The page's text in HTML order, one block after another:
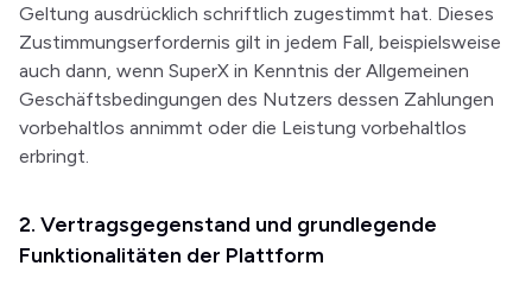
Geltung ausdrücklich schriftlich zugestimmt hat. Dieses
Zustimmungserfordernis gilt in jedem Fall, beispielsweise
auch dann, wenn SuperX in Kenntnis der Allgemeinen
Geschäftsbedingungen des Nutzers dessen Zahlungen
vorbehaltlos annimmt oder die Leistung vorbehaltlos
erbringt.
2. Vertragsgegenstand und grundlegende
Funktionalitäten der Plattform